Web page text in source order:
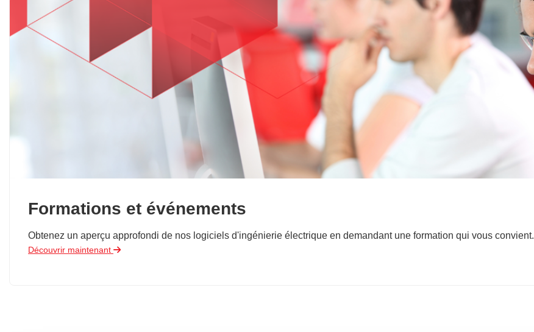
Formations et événements
Obtenez un aperçu approfondi de nos logiciels d'ingénierie électrique en demandant une formation qui vous convient.
Découvrir maintenant